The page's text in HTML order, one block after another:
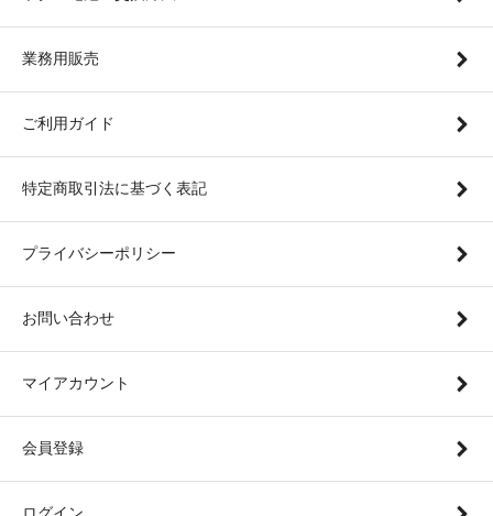
業務用販売
ご利用ガイド
特定商取引法に基づく表記
プライバシーポリシー
お問い合わせ
マイアカウント
会員登録
ログイン